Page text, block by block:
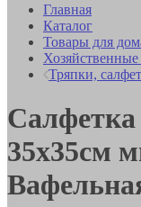
Главная
Каталог
Товары для
Тряпки,
Салфетка
35х35см